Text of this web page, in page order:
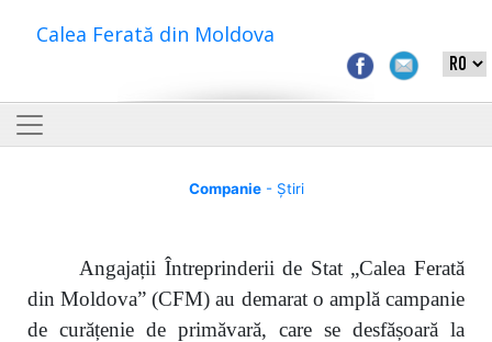
Calea Ferată din Moldova
Companie- Știri
Angajații Întreprinderii de Stat „Calea Ferată
din Moldova” (CFM) au demarat o amplă campanie
de curățenie de primăvară, care se desfășoară la